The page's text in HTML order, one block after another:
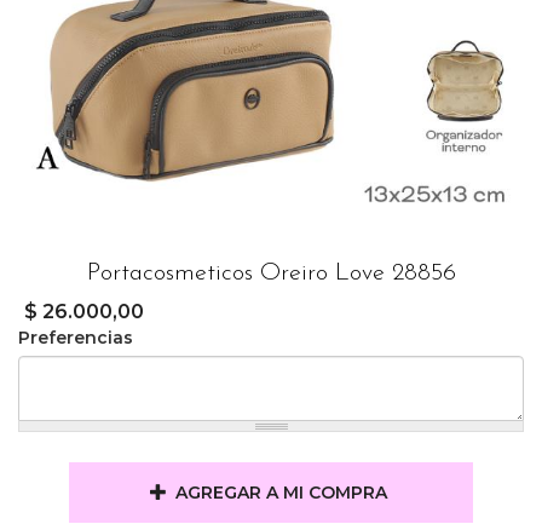
Portacosmeticos Oreiro Love 28856
$ 26.000,00
Preferencias
AGREGAR A MI COMPRA